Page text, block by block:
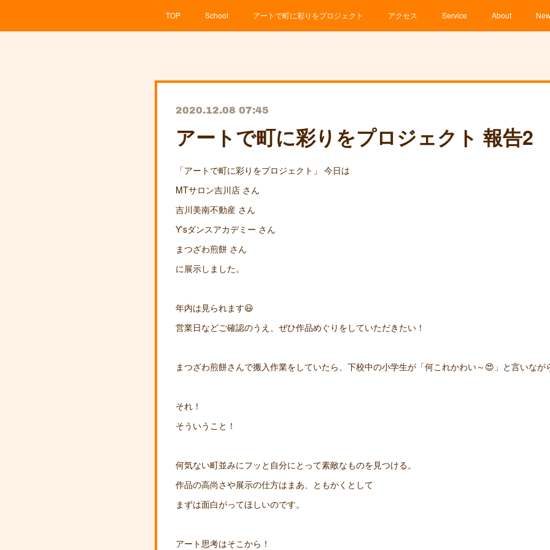
TOP School アートで町に彩りをプロジェクト アクセス Service About
2020.12.08 07:45
アートで町に彩りをプロジェクト 報告2
「アートで町に彩りをプロジェクト」 今日は
MTサロン吉川店 さん
吉川美南不動産 さん
Y'sダンスアカデミー さん
まつざわ煎餅 さん
に展示しました。
年内は見られます😃
営業日などご確認のうえ、ぜひ作品めぐりをしていただきたい！
まつざわ煎餅さんで搬入作業をしていたら、下校中の小学生が「何これかわい～😍」と言いなが
それ！
そういうこと！
何気ない町並みにフッと自分にとって素敵なものを見つける。
作品の高尚さや展示の仕方はまあ、ともかくとして
まずは面白がってほしいのです。
アート思考はそこから！